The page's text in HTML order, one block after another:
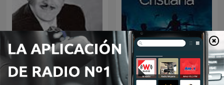
JOSE ALFREDO JIMENEZ
EN NOCHE DE ROMANCE
Música Cristiana